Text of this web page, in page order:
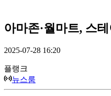
아마존·월마트, 스
2025-07-28 16:20
플랭크
뉴스룸